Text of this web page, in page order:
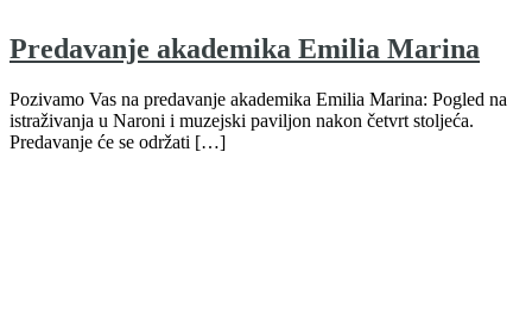
Predavanje akademika Emilia Marina
Pozivamo Vas na predavanje akademika Emilia Marina: Pogled na
istraživanja u Naroni i muzejski paviljon nakon četvrt stoljeća.
Predavanje će se održati […]